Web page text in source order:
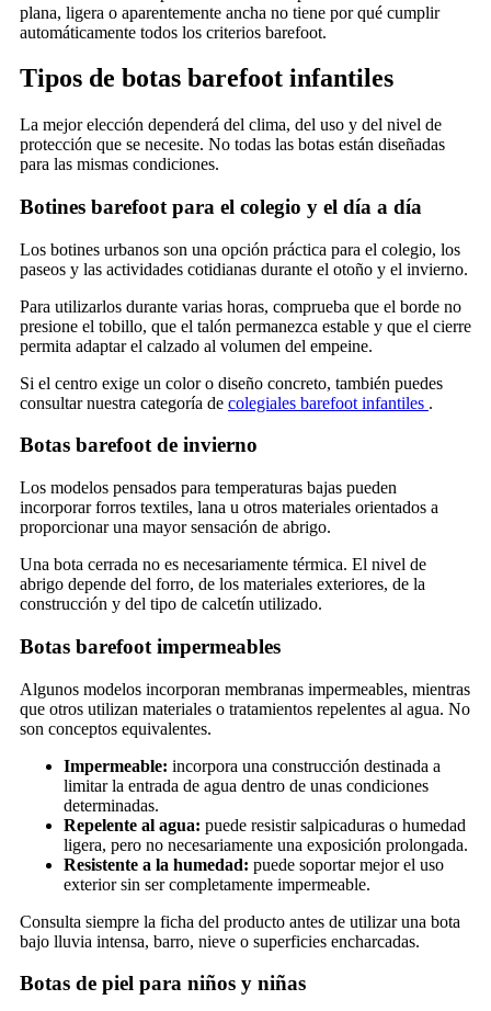
plana, ligera o aparentemente ancha no tiene por qué cumplir
automáticamente todos los criterios barefoot.
Tipos de botas barefoot infantiles
La mejor elección dependerá del clima, del uso y del nivel de
protección que se necesite. No todas las botas están diseñadas
para las mismas condiciones.
Botines barefoot para el colegio y el día a día
Los botines urbanos son una opción práctica para el colegio, los
paseos y las actividades cotidianas durante el otoño y el invierno.
Para utilizarlos durante varias horas, comprueba que el borde no
presione el tobillo, que el talón permanezca estable y que el cierre
permita adaptar el calzado al volumen del empeine.
Si el centro exige un color o diseño concreto, también puedes
consultar nuestra categoría de colegiales barefoot infantiles .
Botas barefoot de invierno
Los modelos pensados para temperaturas bajas pueden
incorporar forros textiles, lana u otros materiales orientados a
proporcionar una mayor sensación de abrigo.
Una bota cerrada no es necesariamente térmica. El nivel de
abrigo depende del forro, de los materiales exteriores, de la
construcción y del tipo de calcetín utilizado.
Botas barefoot impermeables
Algunos modelos incorporan membranas impermeables, mientras
que otros utilizan materiales o tratamientos repelentes al agua. No
son conceptos equivalentes.
Impermeable: incorpora una construcción destinada a
limitar la entrada de agua dentro de unas condiciones
determinadas.
Repelente al agua: puede resistir salpicaduras o humedad
ligera, pero no necesariamente una exposición prolongada.
Resistente a la humedad: puede soportar mejor el uso
exterior sin ser completamente impermeable.
Consulta siempre la ficha del producto antes de utilizar una bota
bajo lluvia intensa, barro, nieve o superficies encharcadas.
Botas de piel para niños y niñas